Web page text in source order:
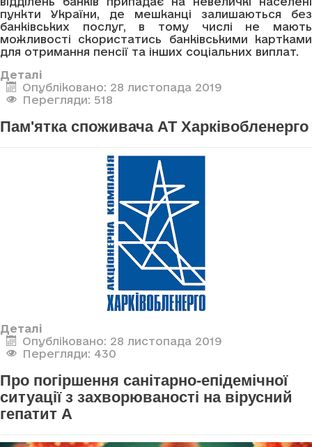
пункти України, де мешканці залишаються без
банківських послуг, в тому числі не мають
можливості скористатись банківськими картками
для отримання пенсії та інших соціальних виплат.
Деталі
Опубліковано: 28 листопада 2019
Перегляди: 518
Пам'ятка споживача АТ Харківобленерго
Деталі
Опубліковано: 28 листопада 2019
Перегляди: 430
Про погіршення санітарно-епідемічної
ситуації з захворюваності на вірусний
гепатит А